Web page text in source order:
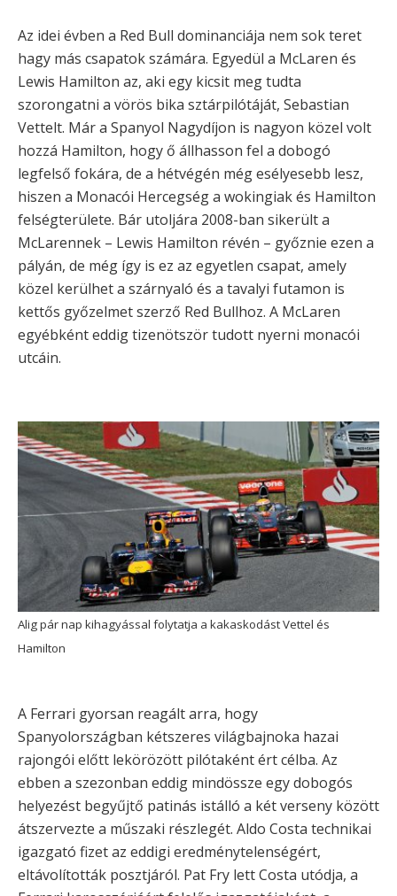
Az idei évben a Red Bull dominanciája nem sok teret
hagy más csapatok számára. Egyedül a McLaren és
Lewis Hamilton az, aki egy kicsit meg tudta
szorongatni a vörös bika sztárpilótáját, Sebastian
Vettelt. Már a Spanyol Nagydíjon is nagyon közel volt
hozzá Hamilton, hogy ő állhasson fel a dobogó
legfelső fokára, de a hétvégén még esélyesebb lesz,
hiszen a Monacói Hercegség a wokingiak és Hamilton
felségterülete. Bár utoljára 2008-ban sikerült a
McLarennek – Lewis Hamilton révén – győznie ezen a
pályán, de még így is ez az egyetlen csapat, amely
közel kerülhet a szárnyaló és a tavalyi futamon is
kettős győzelmet szerző Red Bullhoz. A McLaren
egyébként eddig tizenötször tudott nyerni monacói
utcáin.
Alig pár nap kihagyással folytatja a kakaskodást Vettel és
Hamilton
A Ferrari gyorsan reagált arra, hogy
Spanyolországban kétszeres világbajnoka hazai
rajongói előtt lekörözött pilótaként ért célba. Az
ebben a szezonban eddig mindössze egy dobogós
helyezést begyűjtő patinás istálló a két verseny között
átszervezte a műszaki részlegét. Aldo Costa technikai
igazgató fizet az eddigi eredménytelenségért,
eltávolították posztjáról. Pat Fry lett Costa utódja, a